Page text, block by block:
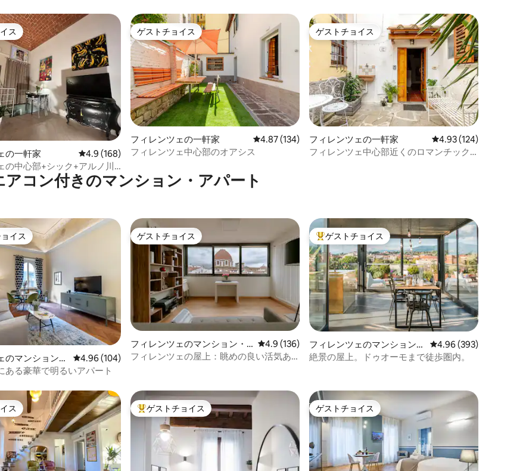
つ星の平均評価
ス
ス
の一軒家 レビュー168件、5つ星中4.9つ星の平均評価
4.9 (168)
の中心部+シック+アルノ川
ゲストチョイス
ゲストチョイス
フィレンツェの一軒家 レビュー134件、5つ星中4.87つ星の平均評価
4.87 (134)
フィレンツェ中心部のオアシス
ゲストチョイス
ゲストチョイス
フィレンツェの一軒家 レビュー124件、5つ
4.93 (124)
フィレンツェ中心部近くのロマンチック
アコン付きのマンション・アパート
つ星の平均評価
トチョイスです。
イス
のマンション・
レビュー104件、5つ星中4.96つ星の平均評価
4.96 (104)
ある豪華で明るいアパート
ゲストチョイス
ゲストチョイス
フィレンツェのマンション・
アパート
レビュー136件、5つ星中4.9つ星の平均評価
4.9 (136)
フィレンツェの屋上：眺めの良い活気あ
大好評のゲストチョイスです。
ゲストチョイス
フィレンツェのマンション・
アパート
レビュー393件、5つ星
4.96 (393)
絶景の屋上。ドゥオーモまで徒歩圏内。
ス
ス 大好評のゲストチョイスです。
ゲストチョイス ゲストチョイス
ゲストチョイス